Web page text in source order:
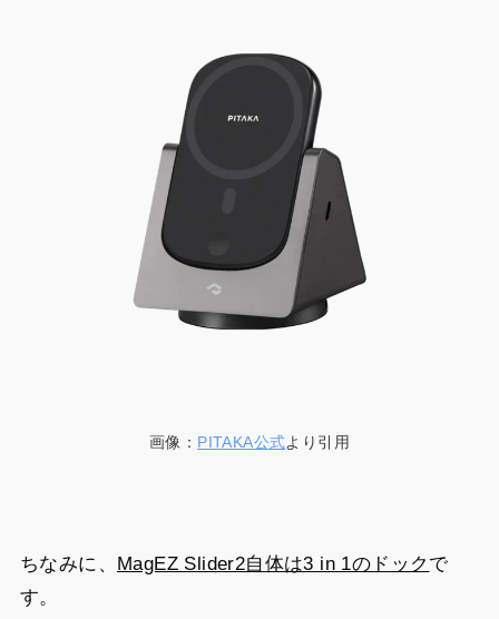
画像： PITAKA公式より引用
ちなみに、 MagEZ Slider2自体は3 in 1のドック で
す。